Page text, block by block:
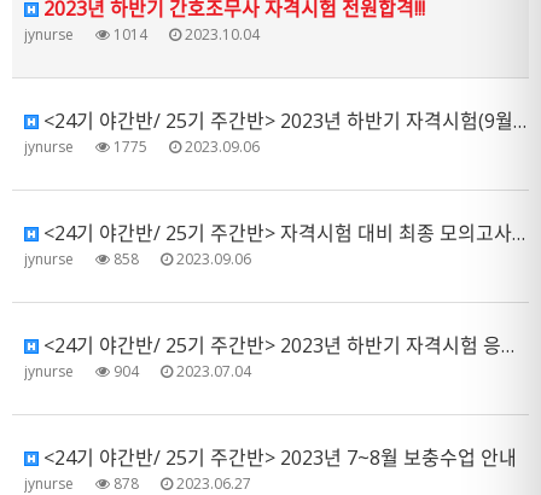
2023년 하반기 간호조무사 자격시험 전원합격!!!
jynurse 1014 2023.10.04
<24기 야간반/ 25기 주간반> 2023년 하반기 자격시험(9월 9일) 준비사항 안내
jynurse 1775 2023.09.06
<24기 야간반/ 25기 주간반> 자격시험 대비 최종 모의고사 실시
jynurse 858 2023.09.06
<24기 야간반/ 25기 주간반> 2023년 하반기 자격시험 응시수수료 결제 안내
jynurse 904 2023.07.04
<24기 야간반/ 25기 주간반> 2023년 7~8월 보충수업 안내
jynurse 878 2023.06.27